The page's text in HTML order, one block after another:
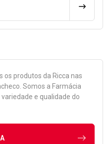
os produtos da Ricca nas
Somos a Farmácia
e qualidade do